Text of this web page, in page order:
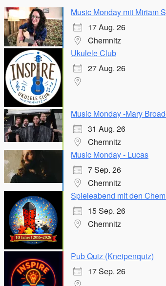
Music Monday mit Miriam
17 Aug. 26
Chemnitz
Ukulele Club
27 Aug. 26
Music Monday -Mary
31 Aug. 26
Chemnitz
Music Monday - Lucas
7 Sep. 26
Chemnitz
Spieleabend mit den
15 Sep. 26
Chemnitz
Pub Quiz (Kneipenquiz)
17 Sep. 26